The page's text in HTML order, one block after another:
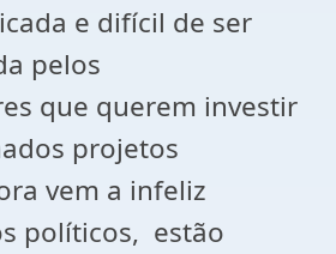
e difícil de ser
pelos
que querem investir
projetos
vem a infeliz
políticos, estão